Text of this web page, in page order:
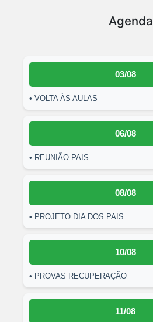
Agenda
03/08
• VOLTA ÀS AULAS
06/08
• REUNIÃO PAIS
08/08
• PROJETO DIA DOS PAIS
10/08
• PROVAS RECUPERAÇÃO
11/08